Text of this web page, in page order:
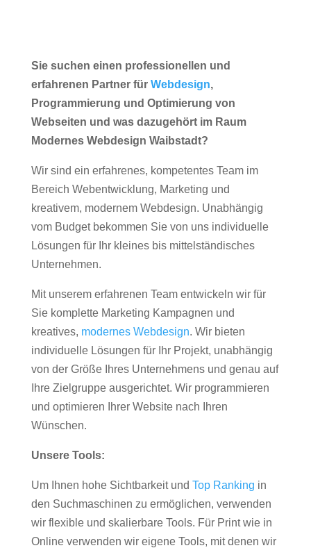
Sie suchen einen professionellen und
erfahrenen Partner für Webdesign,
Programmierung und Optimierung von
Webseiten und was dazugehört im Raum
Modernes Webdesign Waibstadt?
Wir sind ein erfahrenes, kompetentes Team im
Bereich Webentwicklung, Marketing und
kreativem, modernem Webdesign. Unabhängig
vom Budget bekommen Sie von uns individuelle
Lösungen für Ihr kleines bis mittelständisches
Unternehmen.
Mit unserem erfahrenen Team entwickeln wir für
Sie komplette Marketing Kampagnen und
kreatives, modernes Webdesign. Wir bieten
individuelle Lösungen für Ihr Projekt, unabhängig
von der Größe Ihres Unternehmens und genau auf
Ihre Zielgruppe ausgerichtet. Wir programmieren
und optimieren Ihrer Website nach Ihren
Wünschen.
Unsere Tools:
Um Ihnen hohe Sichtbarkeit und Top Ranking in
den Suchmaschinen zu ermöglichen, verwenden
wir flexible und skalierbare Tools. Für Print wie in
Online verwenden wir eigene Tools, mit denen wir